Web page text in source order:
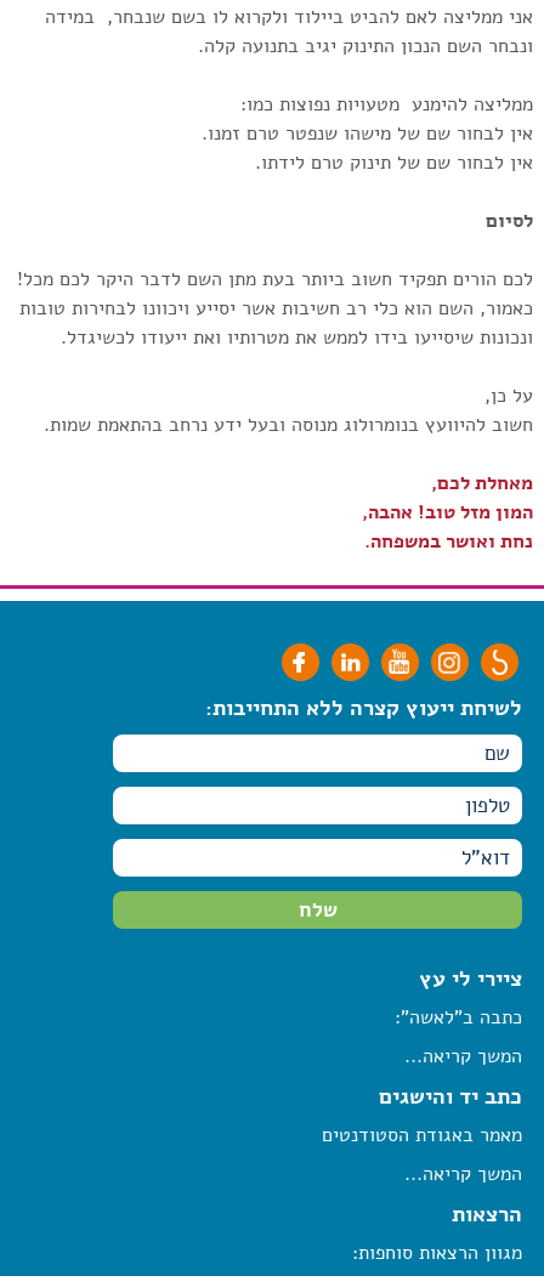
אני ממליצה לאם להביט ביילוד ולקרוא לו בשם שנבחר, במידה
ונבחר השם הנכון התינוק יגיב בתנועה קלה.
ממליצה להימנע מטעויות נפוצות כמו:
אין לבחור שם של מישהו שנפטר טרם זמנו.
אין לבחור שם של תינוק טרם לידתו.
לסיום
לכם הורים תפקיד חשוב ביותר בעת מתן השם לדבר היקר לכם מכל!
כאמור, השם הוא כלי רב חשיבות אשר יסייע ויכוונו לבחירות טובות
ונכונות שיסייעו בידו לממש את מטרותיו ואת ייעודו לכשיגדל.
על כן,
חשוב להיוועץ בנומרולוג מנוסה ובעל ידע נרחב בהתאמת שמות.
מאחלת לכם,
המון מזל טוב! אהבה,
נחת ואושר במשפחה.
לשיחת ייעוץ קצרה ללא התחייבות:
ציירי לי עץ
כתבה ב"לאשה":
המשך קריאה...
כתב יד והישגים
מאמר באגודת הסטודנטים
המשך קריאה...
הרצאות
מגוון הרצאות סוחפות: